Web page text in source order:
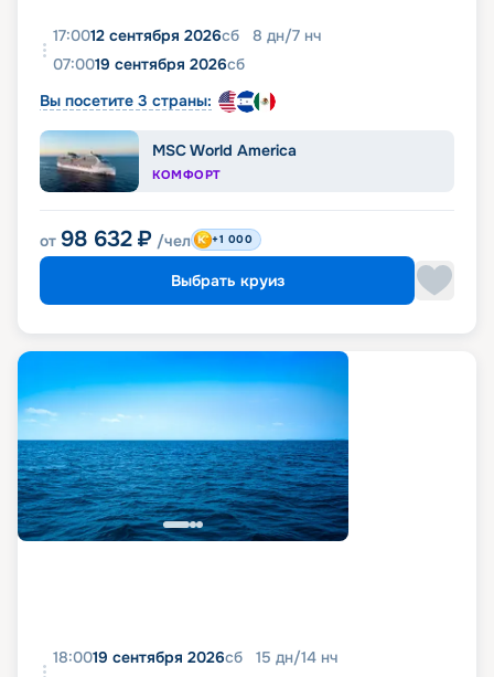
17:0012 сентября 2026сб 8 дн/7 нч
07:0019 сентября 2026сб
Вы посетите 3 страны:
MSC World America
КОМФОРТ
от 98 632 ₽ /чел +1 000
Выбрать круиз
18:0019 сентября 2026сб 15 дн/14 нч